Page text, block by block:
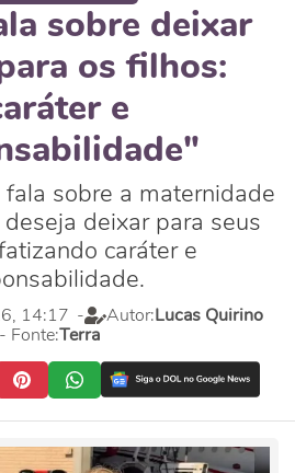
sobre deixar
os filhos:
e
sobre a maternidade
deixar para seus
caráter e
14:17 - Autor:Lucas Quirino
- Fonte:Terra